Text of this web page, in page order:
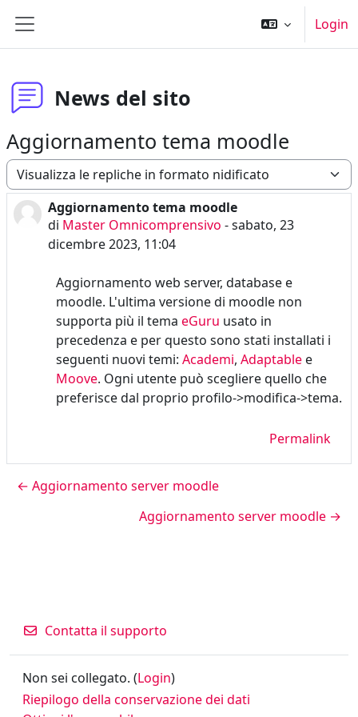
Pannello laterale
Login
News del sito
Aggiornamento tema moodle
Modalità visualizzazione
Aggiornamento tema moodle
di Master Omnicomprensivo -sabato, 23
dicembre 2023, 11:04
Numero di risposte: 0
Aggiornamento web server, database e
moodle. L'ultima versione di moodle non
supporta più il tema eGuru usato in
precedenza e per questo sono stati installati i
seguenti nuovi temi: Academi, Adaptable e
Moove. Ogni utente può scegliere quello che
preferisce dal proprio profilo->modifica->tema.
Permalink
← Aggiornamento server moodle
Aggiornamento server moodle →
Contatta il supporto
Non sei collegato. (Login)
Riepilogo della conservazione dei dati